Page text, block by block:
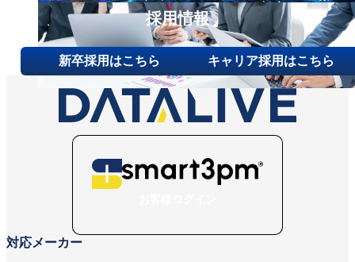
その他ご相談
新卒採用
キャリア採用
採用情報
新卒採用はこちら キャリア採用はこちら
対応メーカー